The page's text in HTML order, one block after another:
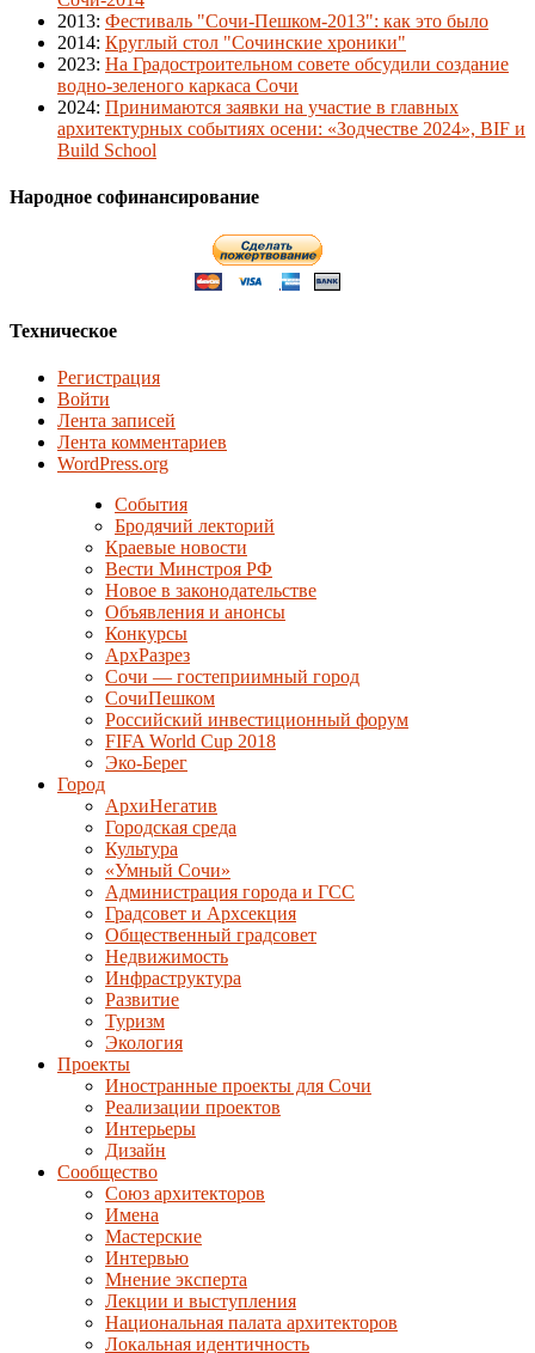
2013: Фестиваль "Сочи-Пешком-2013": как это было
2014: Круглый стол "Сочинские хроники"
2023: На Градостроительном совете обсудили создание
водно-зеленого каркаса Сочи
2024: Принимаются заявки на участие в главных
архитектурных событиях осени: «Зодчестве 2024», BIF и
Build School
Народное софинансирование
Техническое
Регистрация
Войти
Лента записей
Лента комментариев
WordPress.org
События
Бродячий лекторий
Краевые новости
Вести Минстроя РФ
Новое в законодательстве
Объявления и анонсы
Конкурсы
АрхРазрез
Сочи — гостеприимный город
СочиПешком
Российский инвестиционный форум
FIFA World Cup 2018
Эко-Берег
Город
АрхиНегатив
Городская среда
Культура
«Умный Сочи»
Администрация города и ГСС
Градсовет и Архсекция
Общественный градсовет
Недвижимость
Инфраструктура
Развитие
Туризм
Экология
Проекты
Иностранные проекты для Сочи
Реализации проектов
Интерьеры
Дизайн
Сообщество
Союз архитекторов
Имена
Мастерские
Интервью
Мнение эксперта
Лекции и выступления
Национальная палата архитекторов
Локальная идентичность